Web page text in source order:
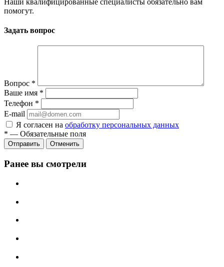
помогут.
Задать вопрос
Вопрос *
Ваше имя *
Телефон *
E-mail
Я согласен на обработку персональных данных
* — Обязательные поля
Отменить
Ранее вы смотрели